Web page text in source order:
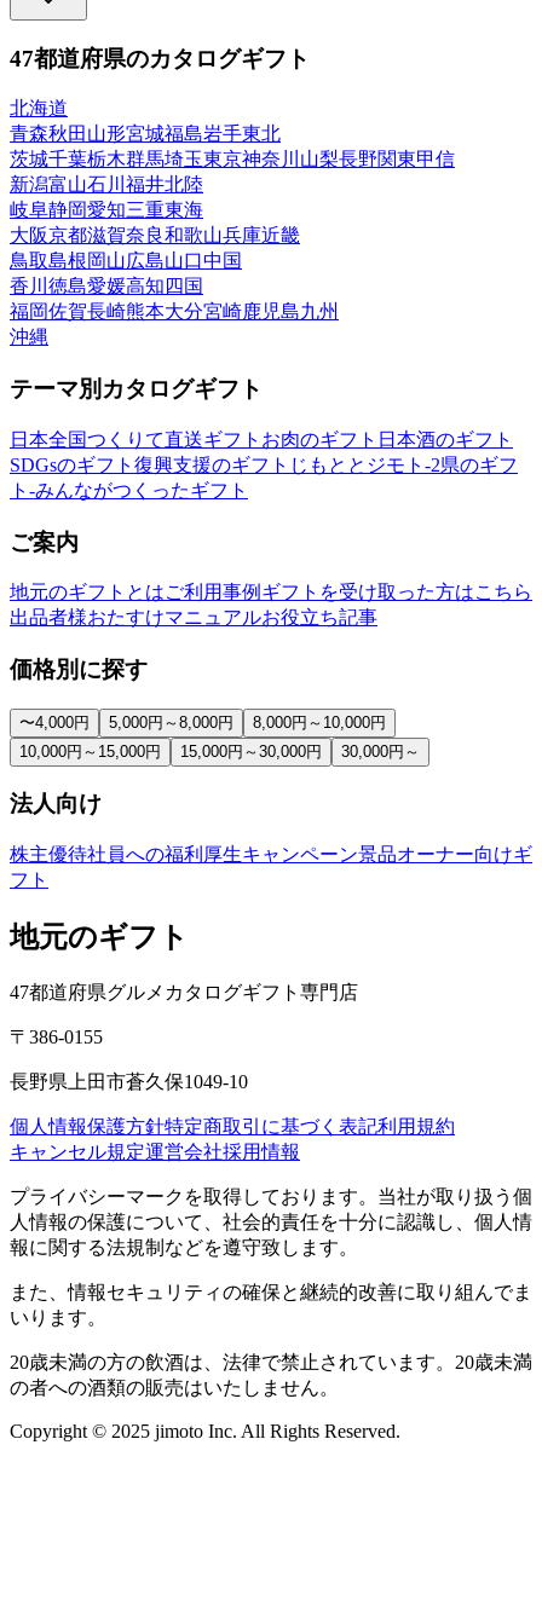
47都道府県のカタログギフト
北海道
青森秋田 山形宮城福島岩手東北
茨城千葉栃木群馬埼玉東京神奈川 山梨長野関東甲信
新潟富山石川 福井北陸
岐阜静岡愛知三重東海
大阪京都滋賀奈良和歌山兵庫近畿
鳥取島根岡山広島山口中国
香川 徳島愛媛高知 四国
福岡佐賀長崎熊本大分宮崎鹿児島九州
沖縄
テーマ別カタログギフト
日本全国つくりて直送ギフト お肉のギフト 日本酒のギフト
SDGsのギフト 復興支援のギフト じもととジモト-2県のギフ
ト-みんながつくったギフト
ご案内
地元のギフトとはご利用事例 ギフトを受け取った方はこちら
出品者様おたすけマニュアルお役立ち記事
価格別に探す
〜4,000円 5,000円～8,000円
8,000円～10,000円
10,000円～15,000円
15,000円～30,000円 30,000円～
法人向け
株主優待社員への福利厚生キャンペーン景品オーナー向けギ
フト
地元のギフト
47都道府県グルメカタログギフト専門店
〒386-0155
長野県上田市蒼久保1049-10
個人情報保護方針特定商取引に基づく表記利用規約
キャンセル規定運営会社採用情報
プライバシーマークを取得しております。当社が取り扱う個
人情報の保護について、社会的責任を十分に認識し、個人情
報に関する法規制などを遵守致します。
また、情報セキュリティの確保と継続的改善に取り組んでま
いります。
20歳未満の方の飲酒は、法律で禁止されています。20歳未満
の者への酒類の販売はいたしません。
Copyright © 2025 jimoto Inc. All Rights Reserved.